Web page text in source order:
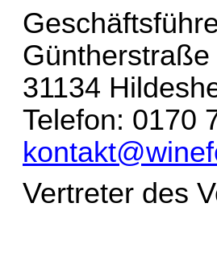
Güntherstraße
31134
Telefon: 0170
Vertreter des